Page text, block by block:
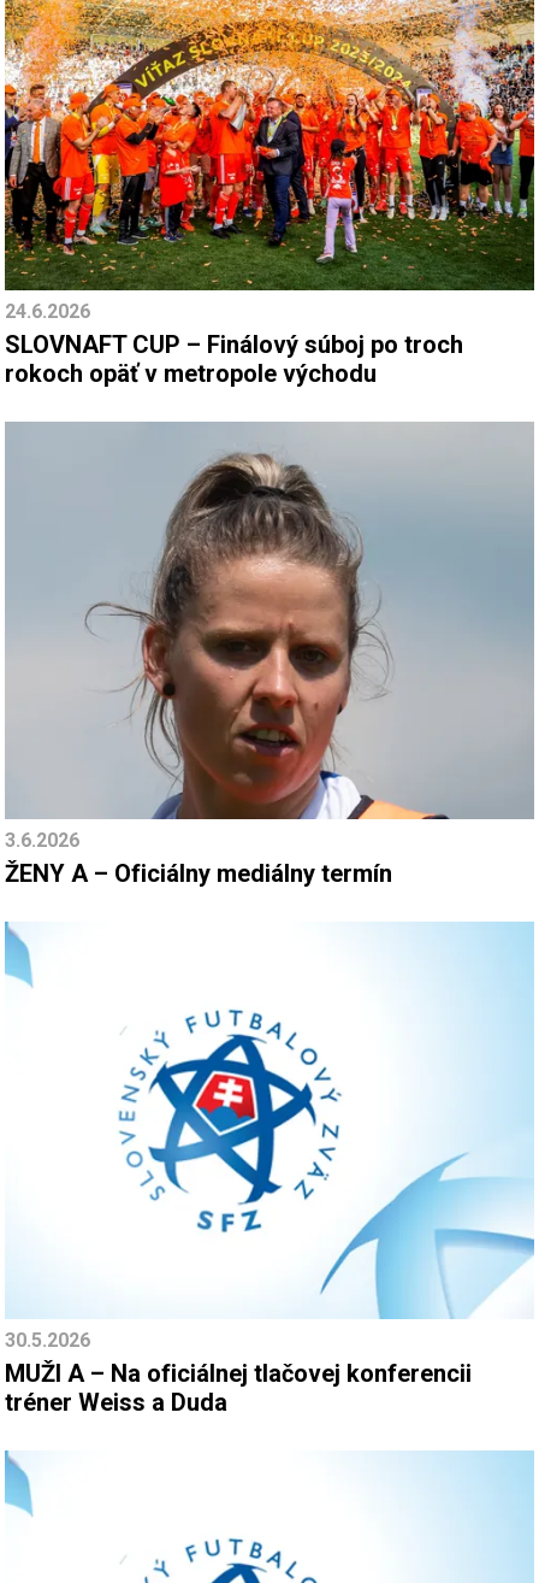
24.6.2026
SLOVNAFT CUP – Finálový súboj po troch
rokoch opäť v metropole východu
3.6.2026
ŽENY A – Oficiálny mediálny termín
30.5.2026
MUŽI A – Na oficiálnej tlačovej konferencii
tréner Weiss a Duda